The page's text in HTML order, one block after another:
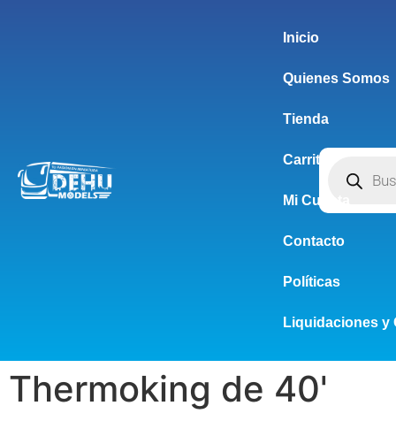
Inicio
Quienes Somos
Tienda
Carrito
Mi Cuenta
Contacto
Políticas
Liquidaciones y
Thermoking de 40'